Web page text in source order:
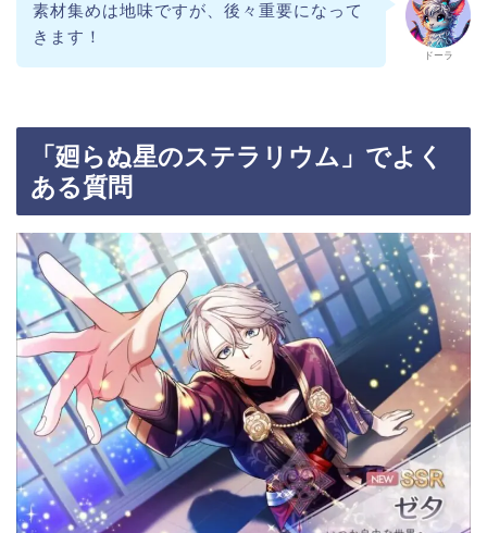
ドーラ
素材集めは地味ですが、後々重要になって
きます！
「廻らぬ星のステラリウム」でよく
ある質問